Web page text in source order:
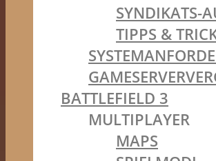
SYNDIKATS-
TIPPS &
BATTLEFIELD 3
MULTIPLAYER
MAPS